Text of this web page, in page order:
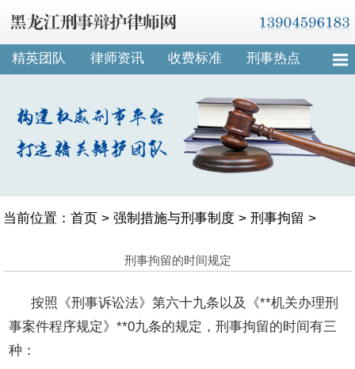
精英团队 律师资讯 收费标准 刑事热点
当前位置：首页 >强制措施与刑事制度 >刑事拘留 >
刑事拘留的时间规定
按照《刑事诉讼法》第六十九条以及《**机关办理刑
事案件程序规定》**0九条的规定，刑事拘留的时间有三
种：